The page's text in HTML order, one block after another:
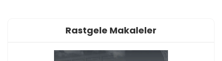
Rastgele Makaleler